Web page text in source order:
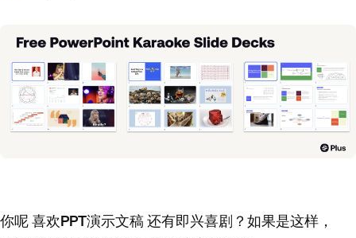
你呢喜欢PPT演示文稿还有即兴喜剧？如果是这样，